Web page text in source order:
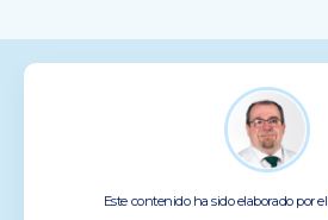
Este contenido ha sido elaborado por el